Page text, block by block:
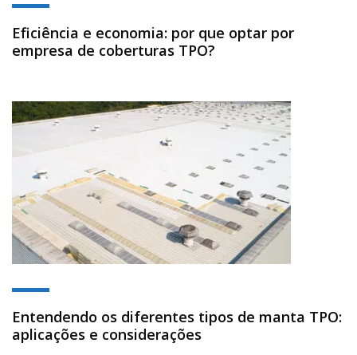
Eficiência e economia: por que optar por
empresa de coberturas TPO?
Entendendo os diferentes tipos de manta TPO:
aplicações e considerações